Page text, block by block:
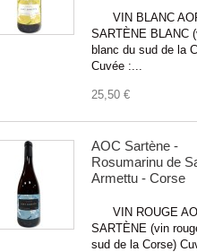
VIN BLANC
SARTÈNE BLANC
blanc du sud de la
Cuvée :...
25,50 €
AOC Sartène -
Rosumarinu de
Armettu - Corse
VIN ROUGE
SARTÈNE (vin
sud de la Corse)